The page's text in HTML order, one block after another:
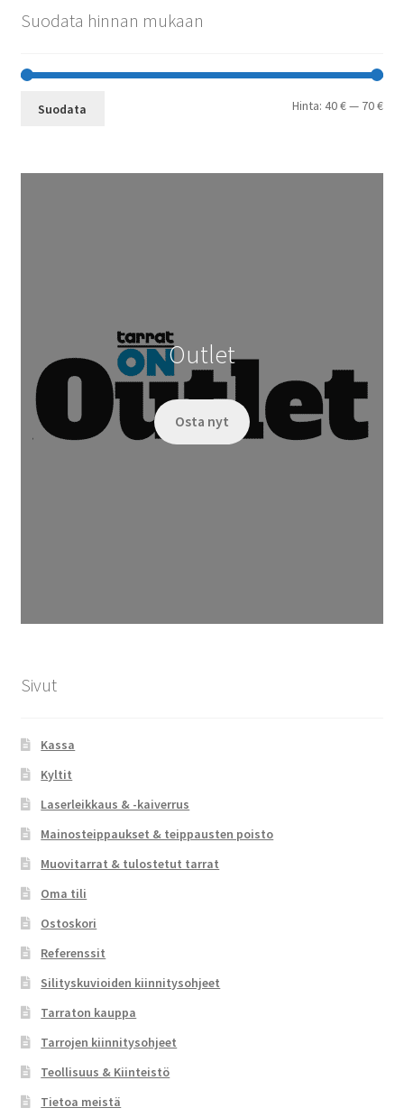
Suodata hinnan mukaan
Suodata Hinta:40 €— 70 €
Outlet
Osta nyt
Sivut
Kassa
Kyltit
Laserleikkaus & -kaiverrus
Mainosteippaukset & teippausten poisto
Muovitarrat & tulostetut tarrat
Oma tili
Ostoskori
Referenssit
Silityskuvioiden kiinnitysohjeet
Tarraton kauppa
Tarrojen kiinnitysohjeet
Teollisuus & Kiinteistö
Tietoa meistä